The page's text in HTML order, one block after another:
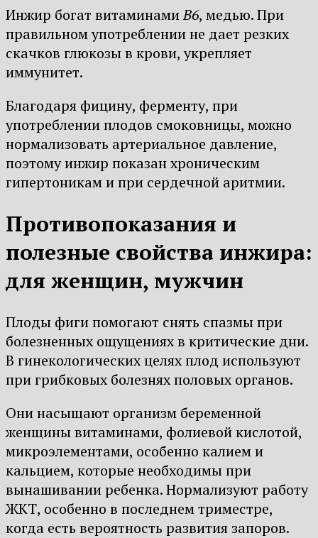
Инжир богат витаминамиB6, медью. При
правильном употреблении не дает резких
скачков глюкозы в крови, укрепляет
иммунитет.
Благодаря фицину, ферменту, при
употреблении плодов смоковницы, можно
нормализовать артериальное давление,
поэтому инжир показан хроническим
гипертоникам и при сердечной аритмии.
Противопоказания и
полезные свойства инжира:
для женщин, мужчин
Плоды фиги помогают снять спазмы при
болезненных ощущениях в критические дни.
В гинекологических целях плод используют
при грибковых болезнях половых органов.
Они насыщают организм беременной
женщины витаминами, фолиевой кислотой,
микроэлементами, особенно калием и
кальцием, которые необходимы при
вынашивании ребенка. Нормализуют работу
ЖКТ, особенно в последнем триместре,
когда есть вероятность развития запоров.